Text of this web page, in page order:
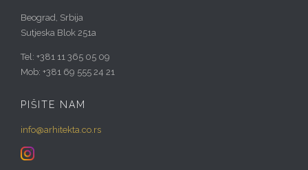
Beograd, Srbija
Sutjeska Blok 251a
Tel: +381 11 365 05 09
Mob: +381 69 555 24 21
PIŠITE NAM
info@arhitekta.co.rs